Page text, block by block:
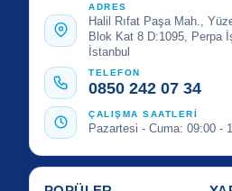
ADRES
Halil Rıfat Paşa Mah.,
Blok Kat 8 D:1095, Perpa
İstanbul
TELEFON
0850 242 07 34
ÇALIŞMA SAATLERİ
Pazartesi - Cuma: 09:00 -